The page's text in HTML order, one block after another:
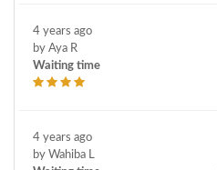
4 years ago
by Aya R
Waiting time
4 years ago
by Wahiba L